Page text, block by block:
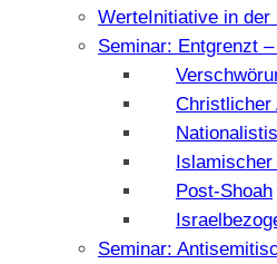
WerteInitiative in der
Seminar: Entgrenzt
Christlicher
Post-Shoah
Seminar: